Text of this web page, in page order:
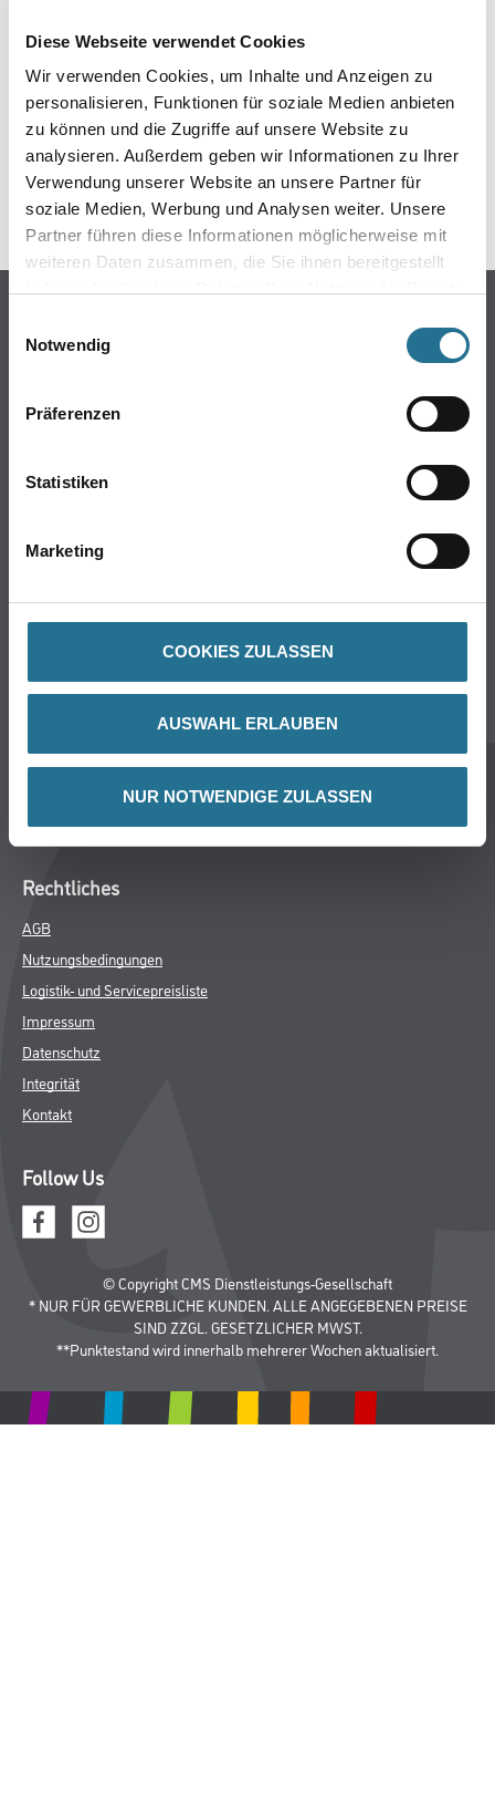
Diese Webseite verwendet Cookies
Wir verwenden Cookies, um Inhalte und Anzeigen zu
personalisieren, Funktionen für soziale Medien anbieten
zu können und die Zugriffe auf unsere Website zu
analysieren. Außerdem geben wir Informationen zu Ihrer
Verwendung unserer Website an unsere Partner für
soziale Medien, Werbung und Analysen weiter. Unsere
Partner führen diese Informationen möglicherweise mit
weiteren Daten zusammen, die Sie ihnen bereitgestellt
Notwendig
Präferenzen
Statistiken
Marketing
COOKIES ZULASSEN
AUSWAHL ERLAUBEN
NUR NOTWENDIGE ZULASSEN
GEFAHRENHINWEISE
DATENBLÄTTER
SPEZIFIKATIONEN
Farbe
Trockenbau
Bodenbeläge
Verbrauchsmaterialien
Über uns
MPlus
Karriere
FAQ
Rechtliches
AGB
Nutzungsbedingungen
Logistik- und Servicepreisliste
Impressum
Datenschutz
Integrität
Kontakt
Follow Us
© Copyright CMS Dienstleistungs-Gesellschaft
* NUR FÜR GEWERBLICHE KUNDEN. ALLE ANGEGEBENEN PREISE
SIND ZZGL. GESETZLICHER MWST.
**Punktestand wird innerhalb mehrerer Wochen aktualisiert.